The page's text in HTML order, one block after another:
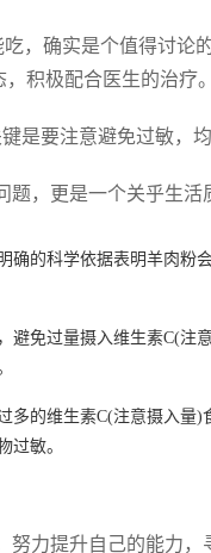
，确实是个值得讨论
积极配合医生的治疗。
是要注意避免过敏，
题，更是一个关乎生活
确的科学依据表明羊肉粉
避免过量摄入维生素C(注
多的维生素C(注意摄入量
过敏。
努力提升自己的能力